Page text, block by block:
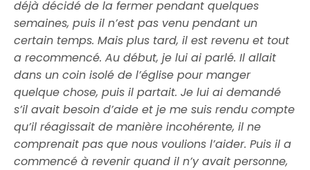
déjà décidé de la fermer pendant quelques
semaines, puis il n’est pas venu pendant un
certain temps. Mais plus tard, il est revenu et tout
a recommencé. Au début, je lui ai parlé. Il allait
dans un coin isolé de l’église pour manger
quelque chose, puis il partait. Je lui ai demandé
s’il avait besoin d’aide et je me suis rendu compte
qu’il réagissait de manière incohérente, il ne
comprenait pas que nous voulions l’aider. Puis il a
commencé à revenir quand il n’y avait personne,